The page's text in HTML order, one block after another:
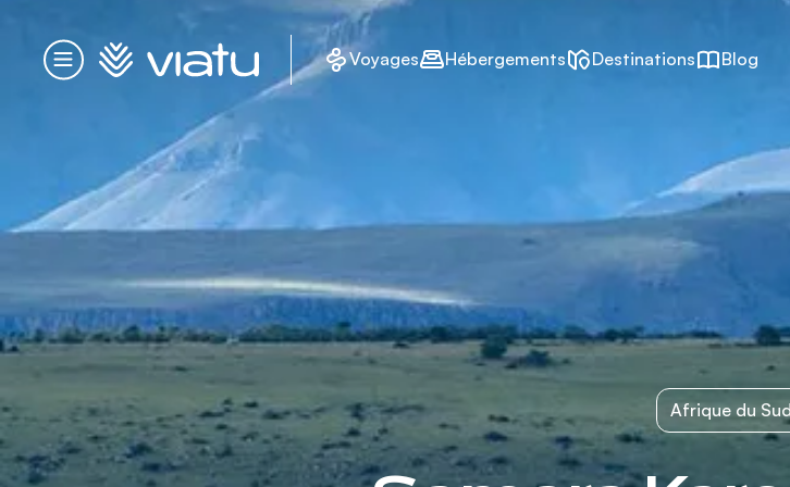
Menu
Accueil Voyages Hébergements Destinations Blog
Afrique du Sud